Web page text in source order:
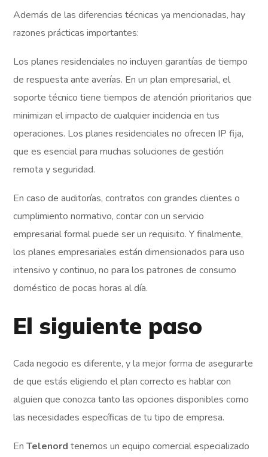
Además de las diferencias técnicas ya mencionadas, hay
razones prácticas importantes:
Los planes residenciales no incluyen garantías de tiempo
de respuesta ante averías. En un plan empresarial, el
soporte técnico tiene tiempos de atención prioritarios que
minimizan el impacto de cualquier incidencia en tus
operaciones. Los planes residenciales no ofrecen IP fija,
que es esencial para muchas soluciones de gestión
remota y seguridad.
En caso de auditorías, contratos con grandes clientes o
cumplimiento normativo, contar con un servicio
empresarial formal puede ser un requisito. Y finalmente,
los planes empresariales están dimensionados para uso
intensivo y continuo, no para los patrones de consumo
doméstico de pocas horas al día.
El siguiente paso
Cada negocio es diferente, y la mejor forma de asegurarte
de que estás eligiendo el plan correcto es hablar con
alguien que conozca tanto las opciones disponibles como
las necesidades específicas de tu tipo de empresa.
EnTelenord tenemos un equipo comercial especializado